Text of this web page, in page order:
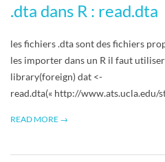
.dta dans R : read.dta
les fichiers .dta sont des fichiers
les importer dans un R il faut
library(foreign) dat <-
read.dta(« http://www.ats.ucla.edu/
READ MORE →